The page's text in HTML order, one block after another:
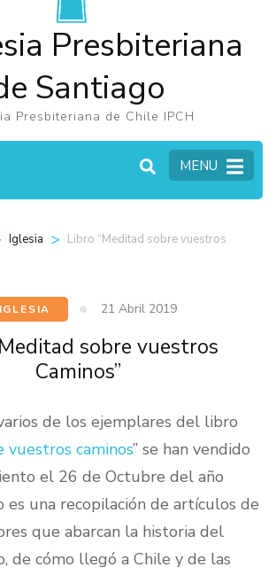
Presbiteriana
Santiago
Presbiteriana de Chile IPCH
MENU
Iglesia > Libro “Meditad sobre vuestros
IGLESIA 21 Abril 2019
sobre vuestros
Caminos”
de los ejemplares del libro
vuestros caminos” se han vendido
el 26 de Octubre del año
es una recopilación de artículos de
que abarcan la historia del
de cómo llegó a Chile y de las